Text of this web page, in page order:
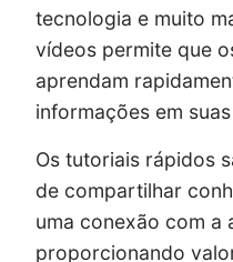
tecnologia e muito
vídeos permite que
aprendam
informações em
Os tutoriais rápidos
de compartilhar
uma conexão com a
proporcionando